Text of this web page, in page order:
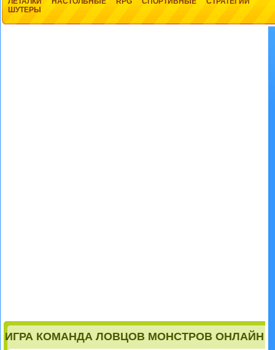
ШУТЕРЫ
ИГРА КОМАНДА ЛОВЦОВ МОНСТРОВ ОНЛАЙН